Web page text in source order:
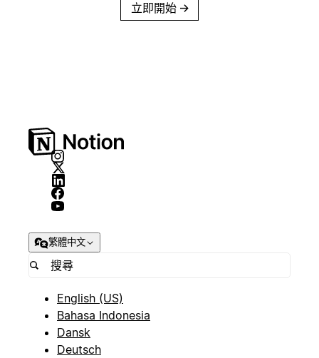
立即開始 →
繁體中文
English (US)
Bahasa Indonesia
Dansk
Deutsch